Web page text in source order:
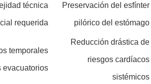
Preservación del esfínter
pilórico del estómago
técnica
requerida
Reducción drástica de
riesgos cardíacos
sistémicos
temporales
evacuatorios